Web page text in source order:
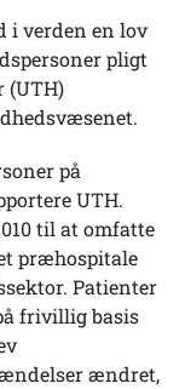
i verden en lov
pligt
(UTH)
på
UTH.
til at omfatte
præhospitale
Patienter
frivillig basis
ændret,